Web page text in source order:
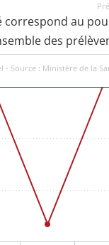
correspond au
des
- Source : Ministère de la